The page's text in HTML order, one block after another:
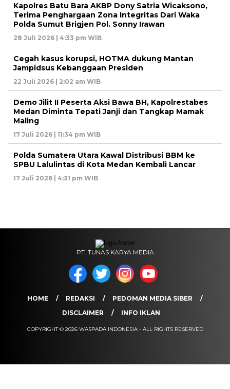
Kapolres Batu Bara AKBP Dony Satria Wicaksono,
Terima Penghargaan Zona Integritas Dari Waka
Polda Sumut Brigjen Pol. Sonny Irawan
28 Juli 2026 | 4:33 pm WIB
Cegah kasus korupsi, HOTMA dukung Mantan
Jampidsus Kebanggaan Presiden
22 Juli 2026 | 2:02 am WIB
Demo Jilit II Peserta Aksi Bawa BH, Kapolrestabes
Medan Diminta Tepati Janji dan Tangkap Mamak
Maling
17 Juli 2026 | 11:34 pm WIB
Polda Sumatera Utara Kawal Distribusi BBM ke
SPBU Lalulintas di Kota Medan Kembali Lancar
17 Juli 2026 | 4:31 pm WIB
PT. TUNAS KARYA MEDIA
HOME REDAKSI
PEDOMAN MEDIA SIBER
DISCLAIMER
INFO IKLAN
COPYRIGHT © 2026 WASPADA INDONESIA - ALL RIGHTS RESERVED